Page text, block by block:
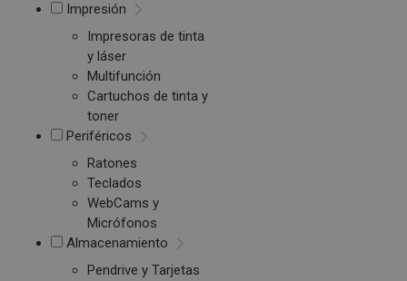
Impresión
Impresoras de tinta
y láser
Multifunción
Cartuchos de tinta y
toner
Periféricos
Ratones
Teclados
WebCams y
Micrófonos
Almacenamiento
Pendrive y Tarjetas